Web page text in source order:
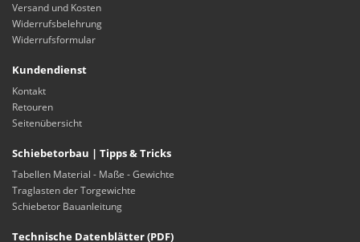
Versand und Kosten
Widerrufsbelehrung
Widerrufsformular
Kundendienst
Kontakt
Retouren
Seitenübersicht
Schiebetorbau | Tipps & Tricks
Tabellen Material - Maße - Gewichte
Traglasten der Torgewichte
Schiebetor Bauanleitung
Technische Datenblätter (PDF)